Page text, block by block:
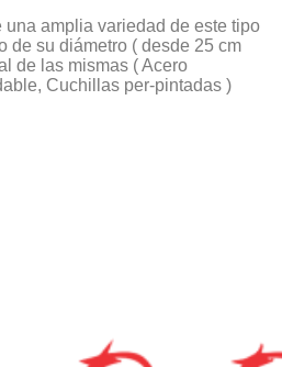
una amplia variedad de este tipo
de su diámetro ( desde 25 cm
de las mismas ( Acero
Cuchillas per-pintadas )